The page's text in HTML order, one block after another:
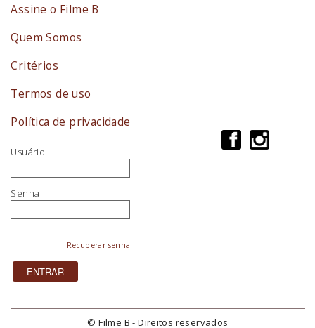
Assine o Filme B
Quem Somos
Critérios
Termos de uso
Política de privacidade
Usuário
Senha
Recuperar senha
© Filme B - Direitos reservados